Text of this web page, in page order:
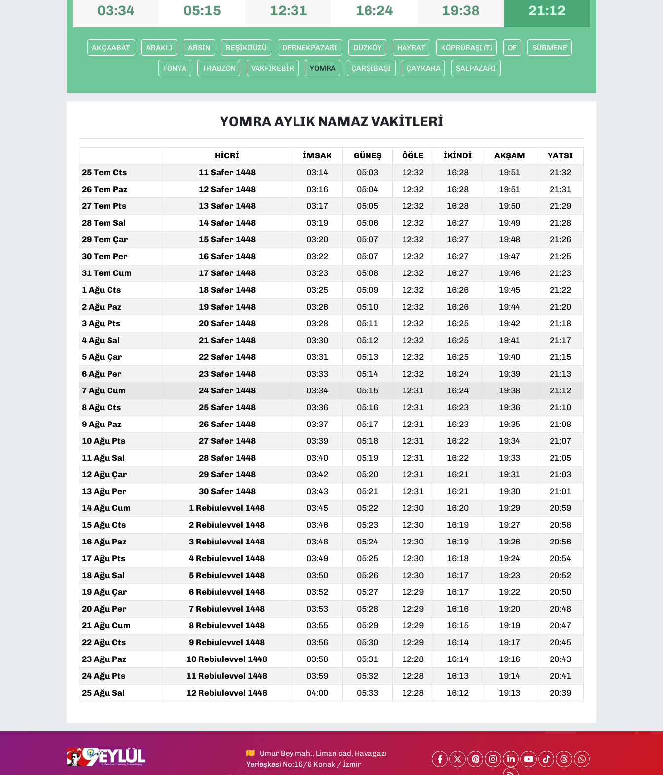
03:34 05:15 12:31 16:24 19:38 21:12
AKÇAABAT ARAKLI ARSİN BEŞİKDÜZÜ DERNEKPAZARI DÜZKÖY HAYRAT KÖPRÜBAŞI (T) OF SÜRMENE
TONYA TRABZON VAKFIKEBİR YOMRA ÇARŞIBAŞI ÇAYKARA ŞALPAZARI
YOMRA AYLIK NAMAZ VAKITLERI
HİCRİ İMSAK GÜNEŞ ÖĞLE İKINDI AKŞAM
YATSI
25 Tem Cts
11 Safer 1448 03:14 05:03 12:32 16:28 19:51
21:32
26 Tem Paz
12 Safer 1448 03:16 05:04 12:32 16:28 19:51
21:31
27 Tem Pts
13 Safer 1448 03:17 05:05 12:32 16:28 19:50
21:29
28 Tem Sal
14 Safer 1448 03:19 05:06 12:32 16:27 19:49
21:28
29 Tem Çar
15 Safer 1448 03:20 05:07 12:32 16:27 19:48
21:26
30 Tem Per
16 Safer 1448 03:22 05:07 12:32 16:27 19:47
21:25
31 Tem Cum
17 Safer 1448 03:23 05:08 12:32 16:27 19:46
21:23
1 Ağu Cts
18 Safer 1448 03:25 05:09 12:32 16:26 19:45
21:22
2 Ağu Paz
19 Safer 1448 03:26 05:10 12:32 16:26 19:44
21:20
3 Ağu Pts
20 Safer 1448 03:28 05:11 12:32 16:25 19:42
21:18
4 Ağu Sal
21 Safer 1448 03:30 05:12 12:32 16:25 19:41
21:17
5 Ağu Çar
22 Safer 1448 03:31 05:13 12:32 16:25 19:40
21:15
6 Ağu Per
23 Safer 1448 03:33 05:14 12:32 16:24 19:39
21:13
7 Ağu Cum
24 Safer 1448 03:34 05:15 12:31 16:24 19:38
21:12
8 Ağu Cts
25 Safer 1448 03:36 05:16 12:31 16:23 19:36
21:10
9 Ağu Paz
26 Safer 1448 03:37 05:17 12:31 16:23 19:35
21:08
10 Ağu Pts
27 Safer 1448 03:39 05:18 12:31 16:22 19:34
21:07
11 Ağu Sal
28 Safer 1448 03:40 05:19 12:31 16:22 19:33
21:05
12 Ağu Çar
29 Safer 1448 03:42 05:20 12:31 16:21 19:31
21:03
13 Ağu Per
30 Safer 1448 03:43 05:21 12:31 16:21 19:30
21:01
14 Ağu Cum
1 Rebiulevvel 1448 03:45 05:22 12:30 16:20 19:29
20:59
15 Ağu Cts
2 Rebiulevvel 1448 03:46 05:23 12:30 16:19 19:27
20:58
16 Ağu Paz
3 Rebiulevvel 1448 03:48 05:24 12:30 16:19 19:26
20:56
17 Ağu Pts
4 Rebiulevvel 1448 03:49 05:25 12:30 16:18 19:24
20:54
18 Ağu Sal
5 Rebiulevvel 1448 03:50 05:26 12:30 16:17 19:23
20:52
19 Ağu Çar
6 Rebiulevvel 1448 03:52 05:27 12:29 16:17 19:22
20:50
20 Ağu Per
7 Rebiulevvel 1448 03:53 05:28 12:29 16:16 19:20
20:48
21 Ağu Cum
8 Rebiulevvel 1448 03:55 05:29 12:29 16:15 19:19
20:47
22 Ağu Cts
9 Rebiulevvel 1448 03:56 05:30 12:29 16:14 19:17
20:45
23 Ağu Paz
10 Rebiulevvel 1448 03:58 05:31 12:28 16:14 19:16
20:43
24 Ağu Pts
11 Rebiulevvel 1448 03:59 05:32 12:28 16:13 19:14
20:41
25 Ağu Sal
12 Rebiulevvel 1448 04:00 05:33 12:28 16:12 19:13 20:39
Umur Bey mah., Liman cad, Havagazı
Yerleşkesi No:16/6 Konak / İzmir